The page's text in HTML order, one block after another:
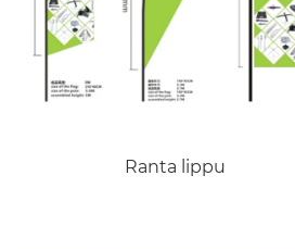
Ranta lippu